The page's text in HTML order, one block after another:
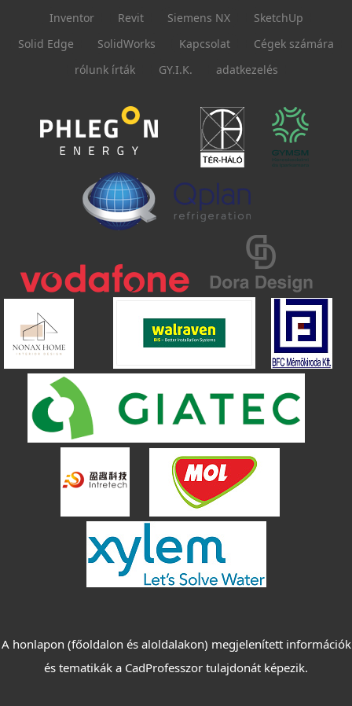
Inventor
Revit Siemens NX
SketchUp
Solid Edge
SolidWorks Kapcsolat
Cégek számára
rólunk írták
GY.I.K. adatkezelés
A honlapon (főoldalon és aloldalakon) megjelenített információk
és tematikák a CadProfesszor tulajdonát képezik.